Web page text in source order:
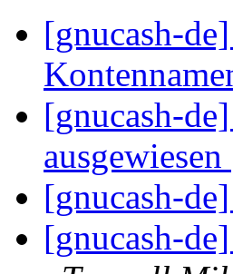
[gnucash-
[gnucash-
ausgewiesen
[gnucash-
[gnucash-